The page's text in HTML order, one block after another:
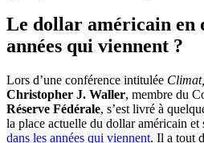
Le dollar américain en
années qui viennent ?
Lors d’une conférence intitulée
Christopher J. Waller, membre du
Réserve Fédérale, s’est livré à
la place actuelle du dollar américain et
dans les années qui viennent. Il a tout